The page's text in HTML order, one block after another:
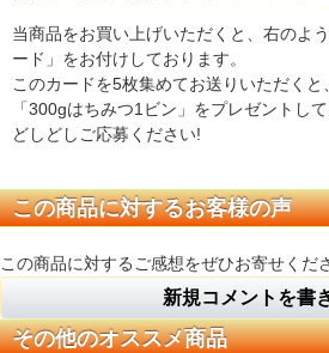
当商品をお買い上げいただくと、右のよ
ード」をお付けしております。
このカードを5枚集めてお送りいただくと
「300gはちみつ1ビン」をプレゼントして
どしどしご応募ください!
この商品に対するお客様の声
この商品に対するご感想をぜひお寄せくだ
新規コメントを書
その他のオススメ商品